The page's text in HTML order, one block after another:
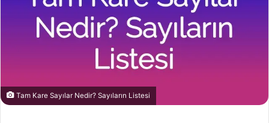
Tam Kare Sayılar Nedir? Sayıların Listesi